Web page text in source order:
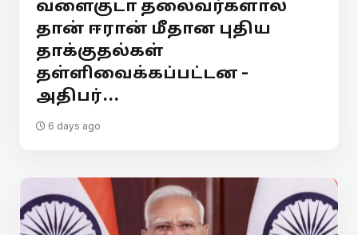
வளைகுடா தலைவர்களால்
தான் ஈரான் மீதான புதிய
தாக்குதல்கள்
தள்ளிவைக்கப்பட்டன -
அதிபர்...
6 days ago